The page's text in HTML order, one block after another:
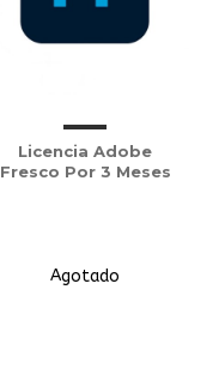
Licencia Adobe
Fresco Por 3 Meses
Agotado